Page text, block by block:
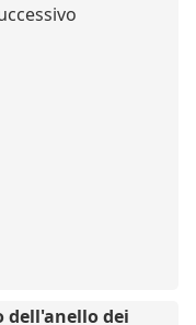
dell'anello dei